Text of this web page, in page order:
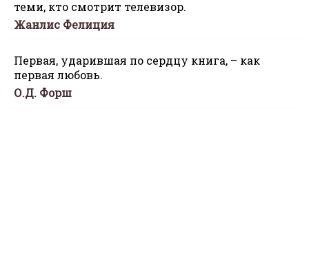
теми, кто смотрит телевизор.
Жанлис Фелиция
Первая, ударившая по сердцу книга, – как
первая любовь.
О.Д. Форш